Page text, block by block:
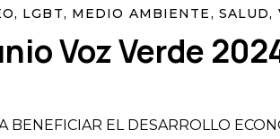
, LGBT, MEDIO AMBIENTE, SALUD,
Voz Verde
BENEFICIAR EL DESARROLLO